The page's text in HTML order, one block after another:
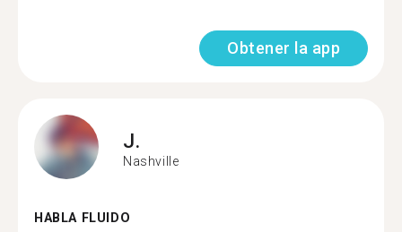
Obtener la app
J.
Nashville
HABLA FLUIDO